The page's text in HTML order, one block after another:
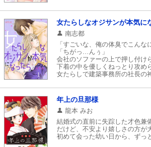
拒まなくちゃいけないと頭では
硬くて熱い彼のモノをカラダの
女たらしなオジサンが本気に
南志都
「すごいな、俺の体臭でこんな
「ちがっ…んぅ」
会社のソファーの上で押し付け
下着の中を優しくねっとり攻
女たらしで建築事務所の社長の
と拒否られてしまう。
しかし後日、二人は社長とイン
自分の体臭を気にして距離を置
興奮する性癖だった。【桃色日
年上の旦那様
龍本 みお
結婚式の直前に失踪した才色兼
だけど、不安より嬉しさの方が
初めて会った幼い日から、ず